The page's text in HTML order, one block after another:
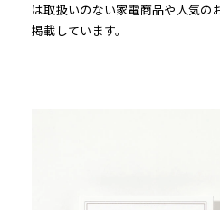
は取扱いのない家電商品や人気の
掲載しています。